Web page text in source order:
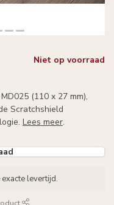
Niet op voorraad
(110 x 27 mm),
Scratchshield
Lees meer.
levertijd.